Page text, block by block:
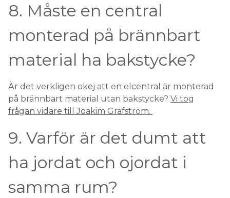
8. Måste en central
monterad på brännbart
material ha bakstycke?
Är det verkligen okej att en elcentral är monterad
på brännbart material utan bakstycke? Vi tog
frågan vidare till Joakim Grafström.
9. Varför är det dumt att
ha jordat och ojordat i
samma rum?